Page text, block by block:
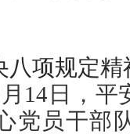
八项规定
14日，平
党员干部